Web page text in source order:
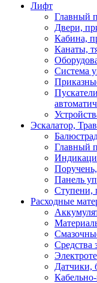
Лифт
Главный
Двери,
Кабина,
Канаты,
Система
Эскалатор,
Главный
Панель
Ступени,
Расходные
Средства
Датчики,